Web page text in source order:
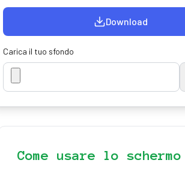
Download
Carica il tuo sfondo
Come usare lo